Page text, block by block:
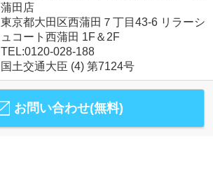
蒲田店
東京都大田区西蒲田７丁目43-6 リラーシ
ュコート西蒲田 1F＆2F
TEL:0120-028-188
国土交通大臣 (4) 第7124号
お問い合わせ(無料)